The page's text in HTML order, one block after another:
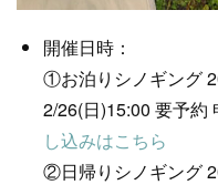
開催日時：
①お泊りシノギング
2/26(日)15:00 要予約
し込みはこちら
②日帰りシノギング